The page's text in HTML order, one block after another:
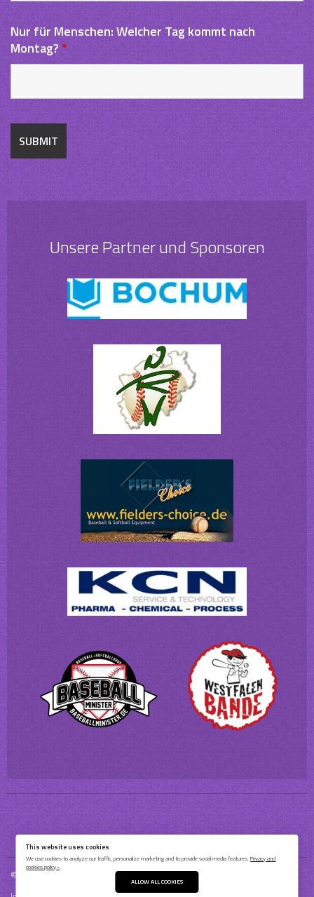
Nur für Menschen: Welcher Tag kommt nach
Montag? *
Unsere Partner und Sponsoren
© 2026 Bochum Barflies Baseball & Softball e.V.
This website uses cookies
We use cookies to analyze our traffic, personalize marketing and to provide social media features.Privacy and
cookies policy ›.
ALLOW ALL COOKIES